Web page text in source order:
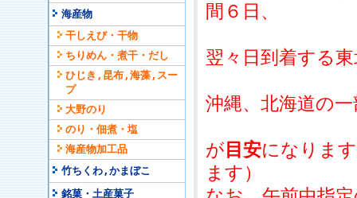
海産物
干しえび・干物
ちりめん・煮干・だし
ひじき,昆布,海藻,スー
プ
大野のり
のり・佃煮・塩
海産物加工品
竹ちくわ,かまぼこ
銘菓・土産菓子
間６日、
翌々日到着する
沖縄、北海道の
が 目安になりま
ます）